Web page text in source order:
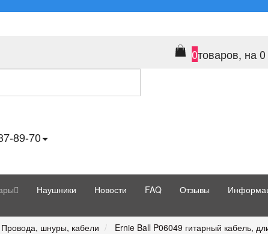
0товаров, на
89-70
Наушники Новости FAQ Отзывы
Провода, шнуры, кабели Ernie Ball P06049 гитарный кабель,